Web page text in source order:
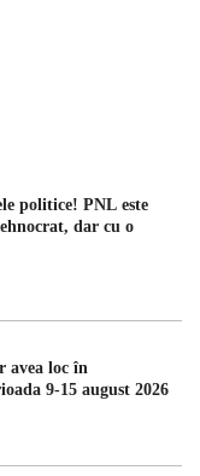
politice! PNL este
dar cu o
avea loc în
9-15 august 2026